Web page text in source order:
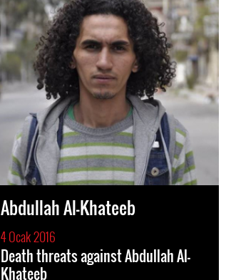
Abdullah Al-Khateeb
4 Ocak 2016
Death threats against Abdullah Al-
Khateeb